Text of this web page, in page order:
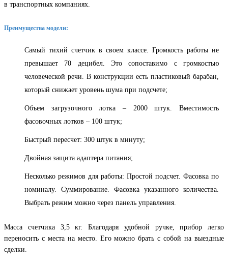
в транспортных компаниях.
Преимущества модели:
Самый тихий счетчик в своем классе. Громкость работы не
превышает 70 децибел. Это сопоставимо с громкостью
человеческой речи. В конструкции есть пластиковый барабан,
который снижает уровень шума при подсчете;
Объем загрузочного лотка – 2000 штук. Вместимость
фасовочных лотков – 100 штук;
Быстрый пересчет: 300 штук в минуту;
Двойная защита адаптера питания;
Несколько режимов для работы: Простой подсчет. Фасовка по
номиналу. Суммирование. Фасовка указанного количества.
Выбрать режим можно через панель управления.
Масса счетчика 3,5 кг. Благодаря удобной ручке, прибор легко
переносить с места на место. Его можно брать с собой на выездные
сделки.